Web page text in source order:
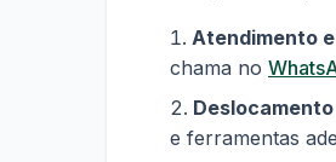
Atendimento
chama no
e ferramentas